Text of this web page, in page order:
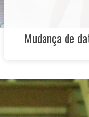
Mudança de